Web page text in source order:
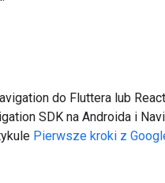
do Fluttera lub
SDK na Androida i
Pierwsze kroki z